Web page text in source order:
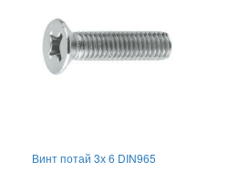
Винт потай 3х 6 DIN965